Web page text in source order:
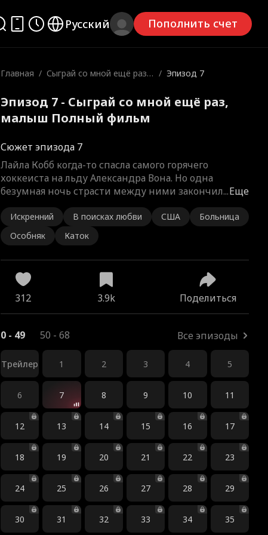
Русский Пополнить счет
Главная / Сыграй со мной ещё раз,
/ Эпизод 7
Эпизод 7 - Сыграй со мной ещё раз,
малыш Полный фильм
Сюжет эпизода 7
Еще
Лайла Кобб когда-то спасла самого горячего
хоккеиста на льду Александра Вона. Но одна
безумная ночь страсти между ними закончил...
Искренний В поисках любви США
Больница
Особняк
Каток
312 3.9k Поделиться
0 - 49 50 - 68 Все эпизоды
Трейлер 1 2 3 4 5
6 7 8 9 10 11
12 13 14 15 16 17
18 19 20 21 22 23
24 25 26 27 28 29
30 31 32 33 34 35